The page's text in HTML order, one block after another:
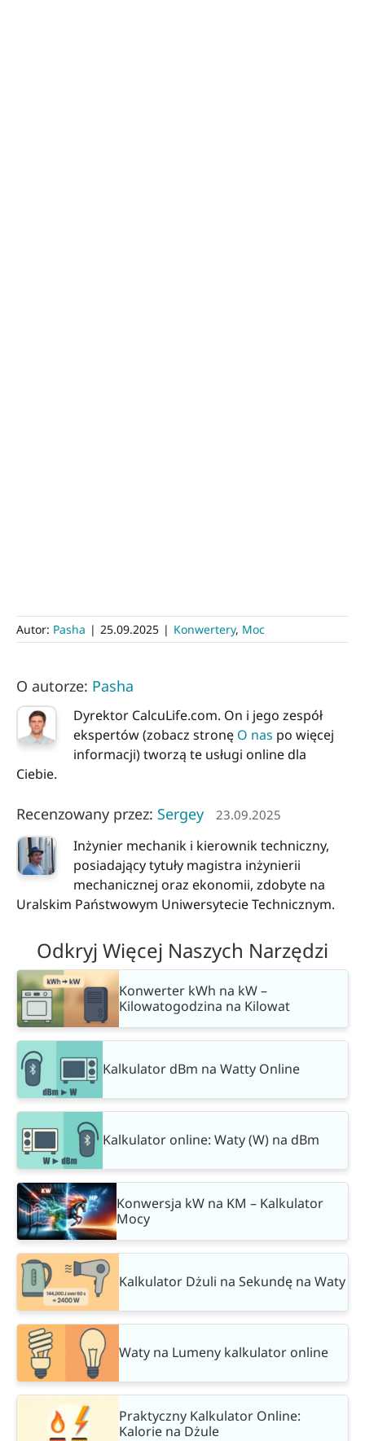
Autor: Pasha | 25.09.2025 | Konwertery, Moc
O autorze: Pasha
Dyrektor CalcuLife.com. On i jego zespół
ekspertów (zobacz stronę O nas po więcej
informacji) tworzą te usługi online dla
Ciebie.
Recenzowany przez: Sergey 23.09.2025
Inżynier mechanik i kierownik techniczny,
posiadający tytuły magistra inżynierii
mechanicznej oraz ekonomii, zdobyte na
Uralskim Państwowym Uniwersytecie Technicznym.
Odkryj Więcej Naszych Narzędzi
Konwerter kWh na kW –
Kilowatogodzina na Kilowat
Kalkulator dBm na Watty Online
Kalkulator online: Waty (W) na dBm
Konwersja kW na KM – Kalkulator
Mocy
Kalkulator Dżuli na Sekundę na Waty
Waty na Lumeny kalkulator online
Praktyczny Kalkulator Online:
Kalorie na Dżule